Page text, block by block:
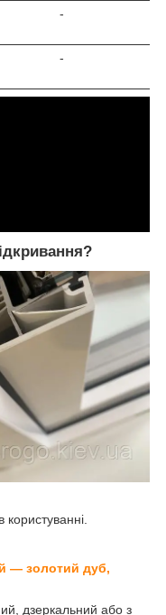
-
-
— золотий дуб,
дзеркальний або з